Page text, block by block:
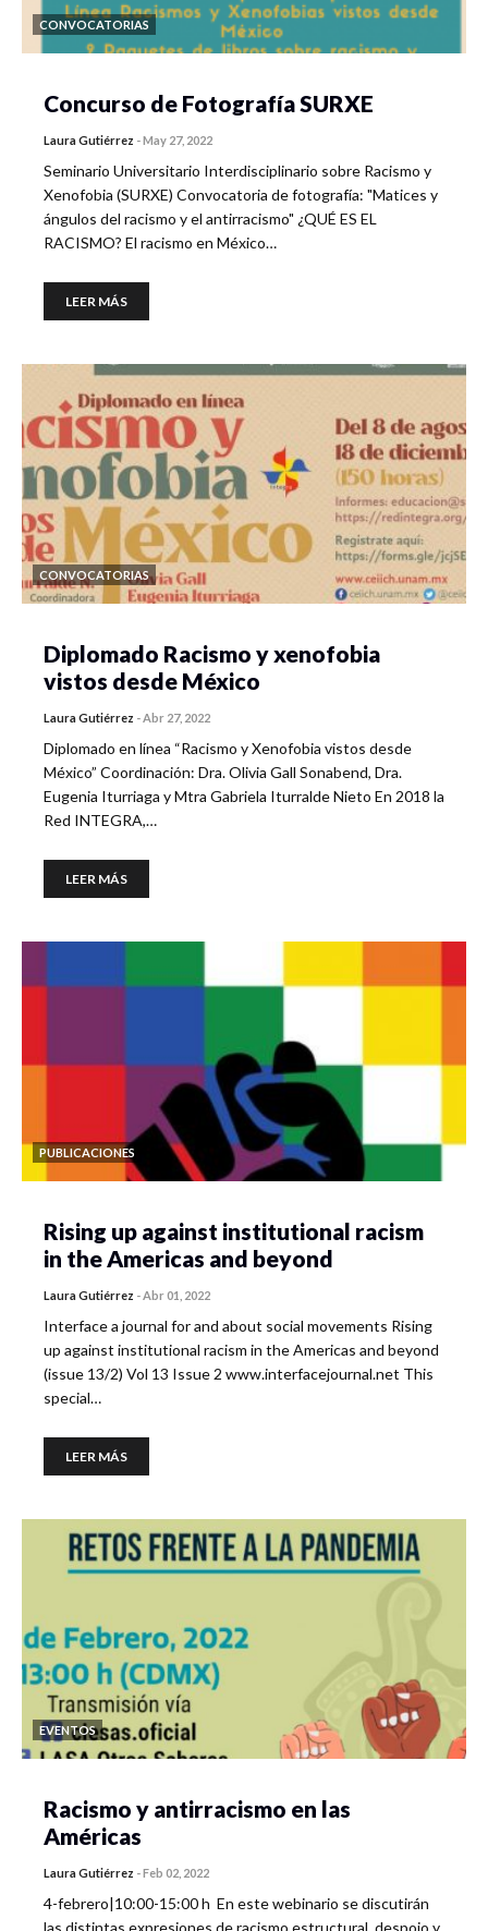
CONVOCATORIAS
Concurso de Fotografía SURXE
Laura Gutiérrez -May 27, 2022
Seminario Universitario Interdisciplinario sobre Racismo y
Xenofobia (SURXE) Convocatoria de fotografía: "Matices y
ángulos del racismo y el antirracismo" ¿QUÉ ES EL
RACISMO? El racismo en México…
LEER MÁS
CONVOCATORIAS
Diplomado Racismo y xenofobia
vistos desde México
Laura Gutiérrez -Abr 27, 2022
Diplomado en línea “Racismo y Xenofobia vistos desde
México” Coordinación: Dra. Olivia Gall Sonabend, Dra.
Eugenia Iturriaga y Mtra Gabriela Iturralde Nieto En 2018 la
Red INTEGRA,…
LEER MÁS
PUBLICACIONES
Rising up against institutional racism
in the Americas and beyond
Laura Gutiérrez -Abr 01, 2022
Interface a journal for and about social movements Rising
up against institutional racism in the Americas and beyond
(issue 13/2) Vol 13 Issue 2 www.interfacejournal.net This
special…
LEER MÁS
EVENTOS
Racismo y antirracismo en las
Américas
Laura Gutiérrez -Feb 02, 2022
4-febrero|10:00-15:00 h En este webinario se discutirán
las distintas expresiones de racismo estructural, despojo y